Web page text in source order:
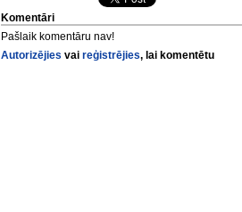
Komentāri
Pašlaik komentāru nav!
Autorizējies vai reģistrējies, lai komentētu